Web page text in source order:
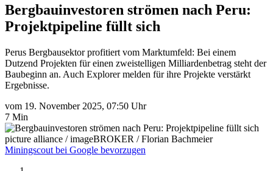
Bergbauinvestoren strömen nach Peru:
Projektpipeline füllt sich
Perus Bergbausektor profitiert vom Marktumfeld: Bei einem
Dutzend Projekten für einen zweistelligen Milliardenbetrag steht der
Baubeginn an. Auch Explorer melden für ihre Projekte verstärkt
Ergebnisse.
vom 19. November 2025, 07:50 Uhr
7 Min
picture alliance / imageBROKER / Florian Bachmeier
Miningscout bei Google bevorzugen